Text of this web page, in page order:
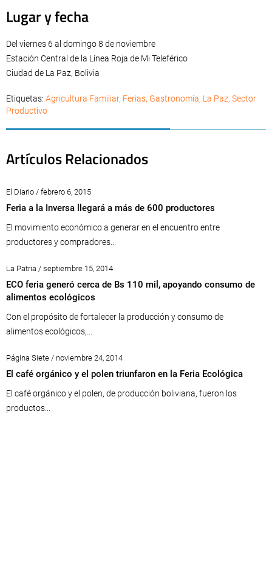
Lugar y fecha
Del viernes 6 al domingo 8 de noviembre
Estación Central de la Línea Roja de Mi Teleférico
Ciudad de La Paz, Bolivia
Etiquetas: Agricultura Familiar, Ferias, Gastronomía, La Paz, Sector
Productivo
Artículos Relacionados
El Diario / febrero 6, 2015
Feria a la Inversa llegará a más de 600 productores
El movimiento económico a generar en el encuentro entre
productores y compradores...
La Patria / septiembre 15, 2014
ECO feria generó cerca de Bs 110 mil, apoyando consumo de
alimentos ecológicos
Con el propósito de fortalecer la producción y consumo de
alimentos ecológicos,...
Página Siete / noviembre 24, 2014
El café orgánico y el polen triunfaron en la Feria Ecológica
El café orgánico y el polen, de producción boliviana, fueron los
productos...